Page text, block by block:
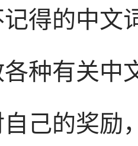
记得的中文
种有关中
己的奖励